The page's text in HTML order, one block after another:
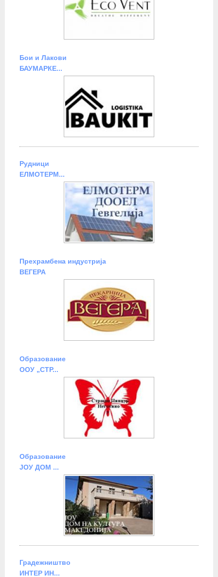
Бои и Лакови
БАУМАРКЕ...
Рудници
ЕЛМОТЕРМ...
Прехрамбена индустрија
ВЕГЕРА
Образование
ООУ „СТР...
Образование
ЈОУ ДОМ ...
Градежништво
ИНТЕР ИН...